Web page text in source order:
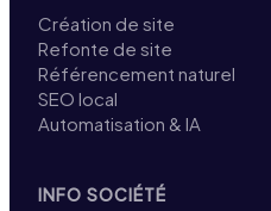
Création de site
Refonte de site
Référencement naturel
SEO local
Automatisation & IA
INFO SOCIÉTÉ